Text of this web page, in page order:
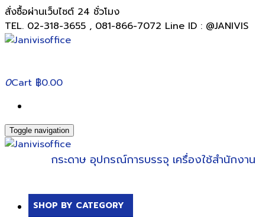
สั่งซื้อผ่านเว็บไซต์ 24 ชั่วโมง
TEL. 02-318-3655 , 081-866-7072 Line ID : @JANIVIS
0Cart ฿0.00
Toggle navigation
กระดาษ อุปกรณ์การบรรจุ เครื่องใช้สำนักงาน
SHOP BY CATEGORY